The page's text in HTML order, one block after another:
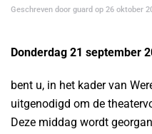
Geschreven door guard op 26 oktober
Donderdag 21 september
bent u, in het kader van
uitgenodigd om de
Deze middag wordt